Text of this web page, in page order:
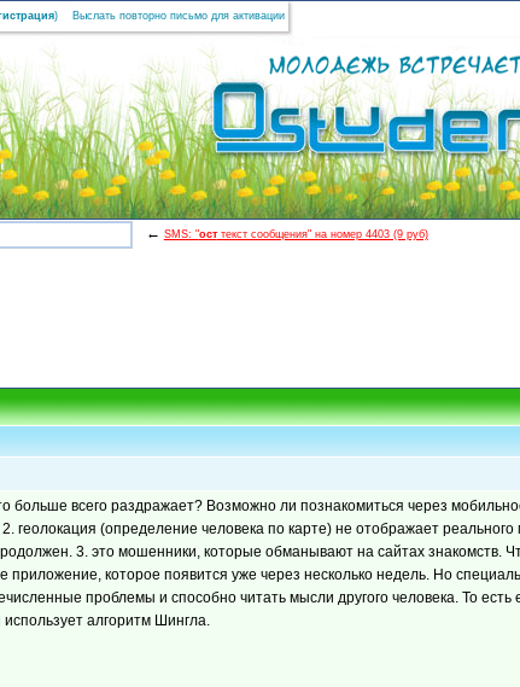
) Выслать повторно письмо для активации
← SMS: "осттекст сообщения" на номер 4403 (9 руб)
всего раздражает? Возможно ли познакомиться через
геолокация (определение человека по карте) не отображает
3. это мошенники, которые обманывают на сайтах знакомств.
которое появится уже через несколько недель. Но
проблемы и способно читать мысли другого человека. То
алгоритм Шингла.